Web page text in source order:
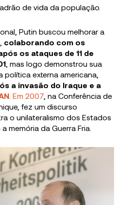
de vida da população.
Putin buscou melhorar a
colaborando com os
os ataques de 11 de
, mas logo demonstrou sua
política externa americana,
a invasão do Iraque e a
.Em 2007 , na Conferência de
fez um discurso
o unilateralismo dos Estados
memória da Guerra Fria.